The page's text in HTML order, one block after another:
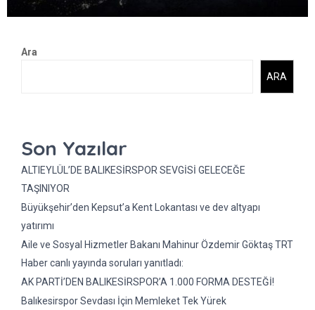
Ara
ARA
Son Yazılar
ALTIEYLÜL’DE BALIKESİRSPOR SEVGİSİ GELECEĞE
TAŞINIYOR
Büyükşehir’den Kepsut’a Kent Lokantası ve dev altyapı
yatırımı
Aile ve Sosyal Hizmetler Bakanı Mahinur Özdemir Göktaş TRT
Haber canlı yayında soruları yanıtladı:
AK PARTİ’DEN BALIKESİRSPOR’A 1.000 FORMA DESTEĞİ!
Balıkesirspor Sevdası İçin Memleket Tek Yürek